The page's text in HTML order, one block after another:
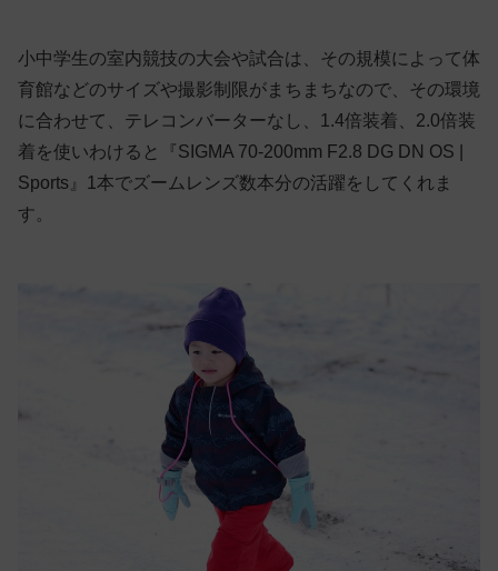
小中学生の室内競技の大会や試合は、その規模によって体
育館などのサイズや撮影制限がまちまちなので、その環境
に合わせて、テレコンバーターなし、1.4倍装着、2.0倍装
着を使いわけると『SIGMA 70-200mm F2.8 DG DN OS |
Sports』1本でズームレンズ数本分の活躍をしてくれま
す。